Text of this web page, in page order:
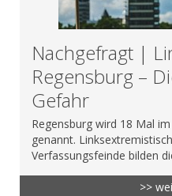
Nachgefragt |
Regensburg –
Gefahr
Regensburg wird 18 Mal
genannt.
Verfassungsfeinde bilden
>>